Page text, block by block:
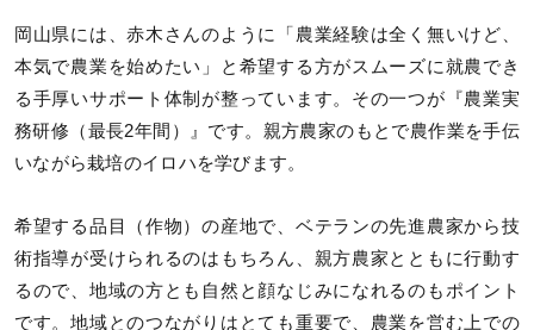
岡山県には、赤木さんのように「農業経験は全く無いけど、
本気で農業を始めたい」と希望する方がスムーズに就農でき
る手厚いサポート体制が整っています。その一つが『農業実
務研修（最長2年間）』です。親方農家のもとで農作業を手伝
いながら栽培のイロハを学びます。
希望する品目（作物）の産地で、ベテランの先進農家から技
術指導が受けられるのはもちろん、親方農家とともに行動す
るので、地域の方とも自然と顔なじみになれるのもポイント
です。地域とのつながりはとても重要で、農業を営む上での